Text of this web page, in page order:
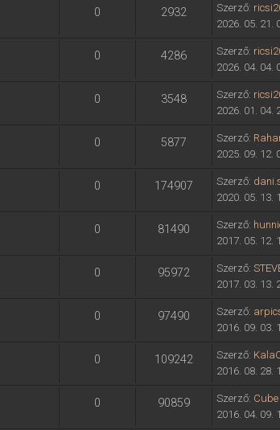
0 2932 Szerző:
2026. 05. 21.
0 4286 Szerző:
2026. 04. 04.
0 3548 Szerző:
2026. 01. 04.
0 5877 Szerző:
2025. 09. 12.
0 174907 Szerző:
2020. 05. 13.
0 81490 Szerző:
2017. 05. 12.
0 95972 Szerző:
2017. 03. 13.
0 97490 Szerző:
2016. 09. 03.
0 109242 Szerző:
2016. 08. 28.
0 90859 Szerző:
2016. 04. 09.